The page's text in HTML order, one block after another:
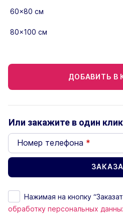
60×80 см
80×100 см
ДОБАВИТЬ В
Или закажите в один клик
Номер телефона *
Нажимая на кнопку
обработку персональных